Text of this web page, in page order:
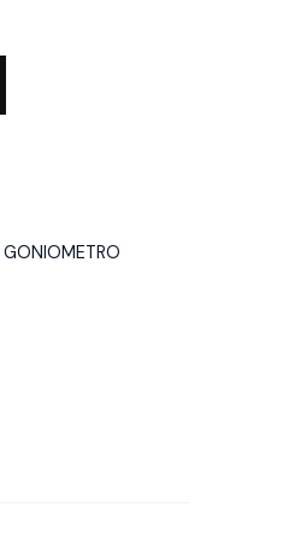
GONIOMETRO